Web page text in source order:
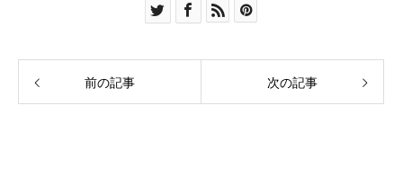
前の記事 次の記事